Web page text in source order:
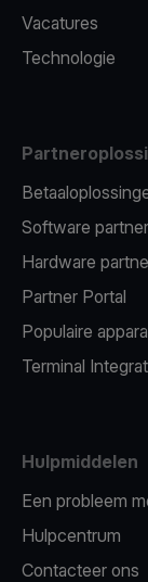
Vacatures
Technologie
Software
Hardware
Partner Portal
Populaire
Terminal
Hulpmiddelen
Een probleem
Hulpcentrum
Contacteer ons